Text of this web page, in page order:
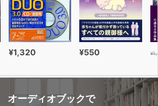
¥1,320 ¥550
オーディオブックで